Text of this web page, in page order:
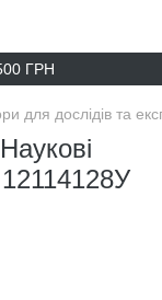
ГРН
для дослідів та